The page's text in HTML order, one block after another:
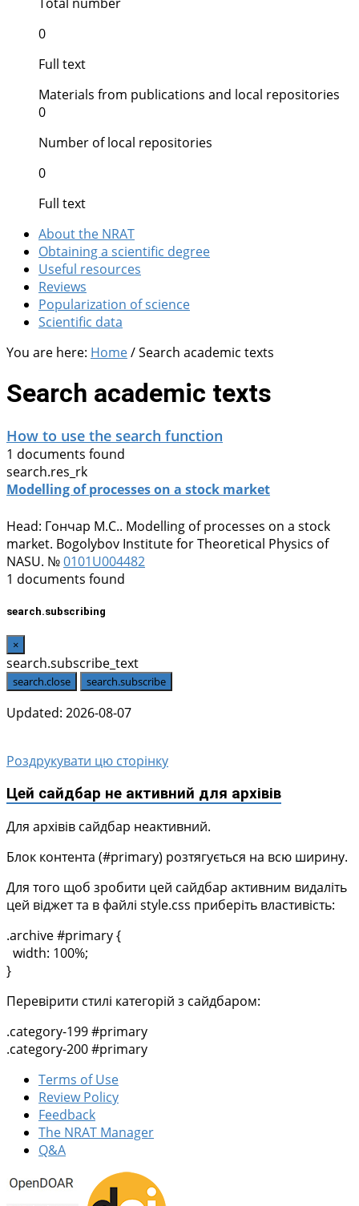
0
Full text
Materials from publications and local repositories
0
Number of local repositories
0
Full text
About the NRAT
Obtaining a scientific degree
Useful resources
Reviews
Popularization of science
Scientific data
You are here: Home/Search academic texts
Search academic texts
How to use the search function
1 documents found
search.res_rk
Modelling of processes on a stock market
Head: Гончар М.С.. Modelling of processes on a stock
market. Bogolybov Institute for Theoretical Physics of
NASU. №0101U004482
1 documents found
search.subscribing
×
search.subscribe_text
search.close search.subscribe
Updated: 2026-08-07
Роздрукувати цю сторінку
Цей сайдбар не активний для архівів
Для архівів сайдбар неактивний.
Блок контента (#primary) розтягується на всю ширину.
Для того щоб зробити цей сайдбар активним видаліть
цей віджет та в файлі style.css приберіть властивість:
.archive #primary {
width: 100%;
}
Перевірити стилі категорій з сайдбаром:
.category-199 #primary
.category-200 #primary
Terms of Use
Review Policy
Feedback
The NRAT Manager
Q&A